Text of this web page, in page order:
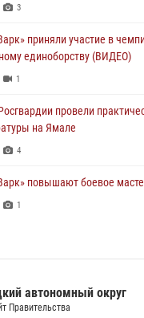
1
провели
на Ямале
4
3
приняли участие в
единоборству (ВИДЕО)
1
провели
на Ямале
4
повышают боевое
1
3
войска правопорядка
поверженной Германии
автономный округ
Правительства